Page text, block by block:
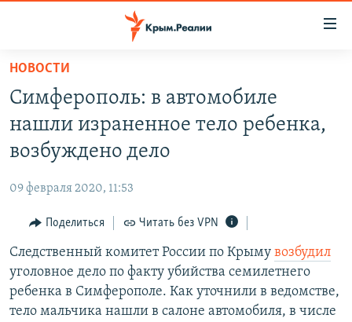
Вернуться
основному
содержанию
Вернутся
главной
навигации
Вернутся
поиску
НОВОСТИ
СПЕЦПРОЕКТЫ
ГРУЗ 200
11 ЛЕТ ОККУПАЦИИ КРЫМА. 11 ИСТОРИЙ СОПРОТИВЛЕНИЯ
ВОДА
ЕЩЕ
ИНТЕРАКТИВ
ИНФОГРАФИКА
ТЕЛЕПРОЕКТ КРЫМ.РЕАЛИИ
СОВЕТЫ ПРАВОЗАЩИТНИКОВ
РАДІО СВОБОДА
КАК ОБОЙТИ БЛОКИРОВКУ
Українською
НОВОСТИ
Симферополь: в автомобиле
нашли израненное тело ребенка,
возбуждено дело
09 февраля 2020, 11:53
Поделиться Читать без VPN
Следственный комитет России по Крыму возбудил
уголовное дело по факту убийства семилетнего
ребенка в Симферополе. Как уточнили в ведомстве,
тело мальчика нашли в салоне автомобиля, в числе